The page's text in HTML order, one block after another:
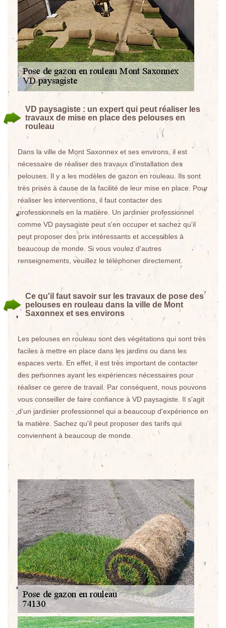
VD paysagiste : un expert qui peut réaliser les
travaux de mise en place des pelouses en
rouleau
Dans la ville de Mont Saxonnex et ses environs, il est
nécessaire de réaliser des travaux d'installation des
pelouses. Il y a les modèles de gazon en rouleau. Ils sont
très prisés à cause de la facilité de leur mise en place. Pour
réaliser les interventions, il faut contacter des
professionnels en la matière. Un jardinier professionnel
comme VD paysagiste peut s'en occuper et sachez qu'il
peut proposer des prix intéressants et accessibles à
beaucoup de monde. Si vous voulez d'autres
renseignements, veuillez le téléphoner directement.
Ce qu'il faut savoir sur les travaux de pose des
pelouses en rouleau dans la ville de Mont
Saxonnex et ses environs
Les pelouses en rouleau sont des végétations qui sont très
faciles à mettre en place dans les jardins ou dans les
espaces verts. En effet, il est très important de contacter
des personnes ayant les expériences nécessaires pour
réaliser ce genre de travail. Par conséquent, nous pouvons
vous conseiller de faire confiance à VD paysagiste. Il s'agit
d'un jardinier professionnel qui a beaucoup d'expérience en
la matière. Sachez qu'il peut proposer des tarifs qui
conviennent à beaucoup de monde.